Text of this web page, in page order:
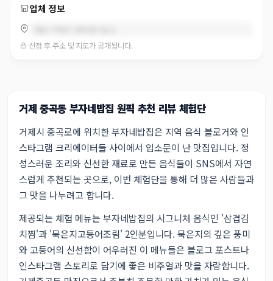
업체 정보
선정 후 주소 및 지도가 공개됩니다.
거제 중곡동 부자네밥집 원픽 추천 리뷰 체험단
거제시 중곡로에 위치한 부자네밥집은 지역 음식 블로거와 인
스타그램 크리에이터들 사이에서 입소문이 난 맛집입니다. 정
성스러운 조리와 신선한 재료로 만든 음식들이 SNS에서 자연
스럽게 추천되는 곳으로, 이번 체험단을 통해 더 많은 사람들과
그 맛을 나누려고 합니다.
제공되는 체험 메뉴는 부자네밥집의 시그니처 음식인 '삼겹김
치찜'과 '묵은지고등어조림' 2인분입니다. 묵은지의 깊은 풍미
와 고등어의 신선함이 어우러진 이 메뉴들은 블로그 포스트나
인스타그램 스토리로 담기에 좋은 비주얼과 맛을 자랑합니다.